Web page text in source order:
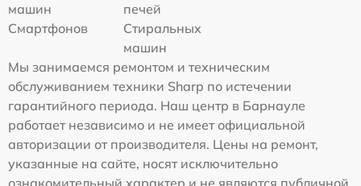
машин
печей
Смартфонов
Стиральных
машин
Мы занимаемся ремонтом и техническим
обслуживанием техники Sharp по истечении
гарантийного периода. Наш центр в Барнауле
работает независимо и не имеет официальной
авторизации от производителя. Цены на ремонт,
указанные на сайте, носят исключительно